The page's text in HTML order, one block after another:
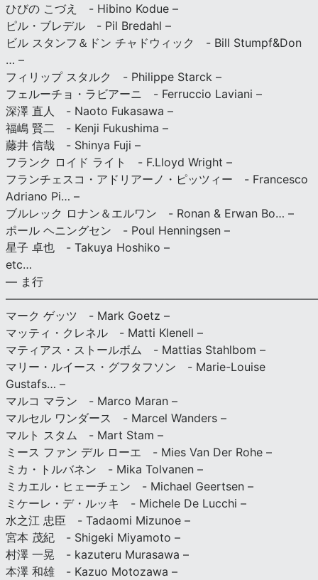
ひびの こづえ - Hibino Kodue –
ピル・ブレデル - Pil Bredahl –
ビル スタンフ＆ドン チャドウィック - Bill Stumpf&Don
… –
フィリップ スタルク - Philippe Starck –
フェルーチョ・ラビアーニ - Ferruccio Laviani –
深澤 直人 - Naoto Fukasawa –
福嶋 賢二 - Kenji Fukushima –
藤井 信哉 - Shinya Fuji –
フランク ロイド ライト - F.Lloyd Wright –
フランチェスコ・アドリアーノ・ピッツィー - Francesco
Adriano Pi… –
ブルレック ロナン＆エルワン - Ronan & Erwan Bo… –
ポール ヘニングセン - Poul Henningsen –
星子 卓也 - Takuya Hoshiko –
etc…
— ま行
マーク ゲッツ - Mark Goetz –
マッティ・クレネル - Matti Klenell –
マティアス・ストールボム - Mattias Stahlbom –
マリー・ルイース・グフタフソン - Marie-Louise
Gustafs… –
マルコ マラン - Marco Maran –
マルセル ワンダース - Marcel Wanders –
マルト スタム - Mart Stam –
ミース ファン デル ローエ - Mies Van Der Rohe –
ミカ・トルバネン - Mika Tolvanen –
ミカエル・ヒェーチェン - Michael Geertsen –
ミケーレ・デ・ルッキ - Michele De Lucchi –
水之江 忠臣 - Tadaomi Mizunoe –
宮本 茂紀 - Shigeki Miyamoto –
村澤 一晃 - kazuteru Murasawa –
本澤 和雄 - Kazuo Motozawa –